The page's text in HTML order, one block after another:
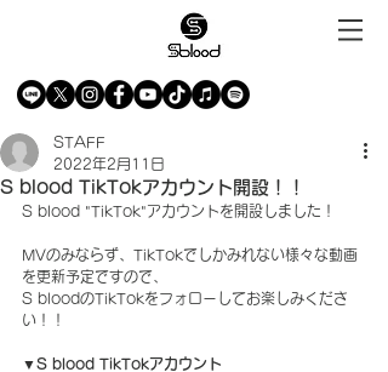
S blood TikTokアカウント開設！！
STAFF
2022年2月11日
S blood "TikTok"アカウントを開設しました！
MVのみならず、TikTokでしかみれない様々な動画
を更新予定ですので、
S bloodのTikTokをフォローしてお楽しみくださ
い！！
▼S blood TikTokアカウント